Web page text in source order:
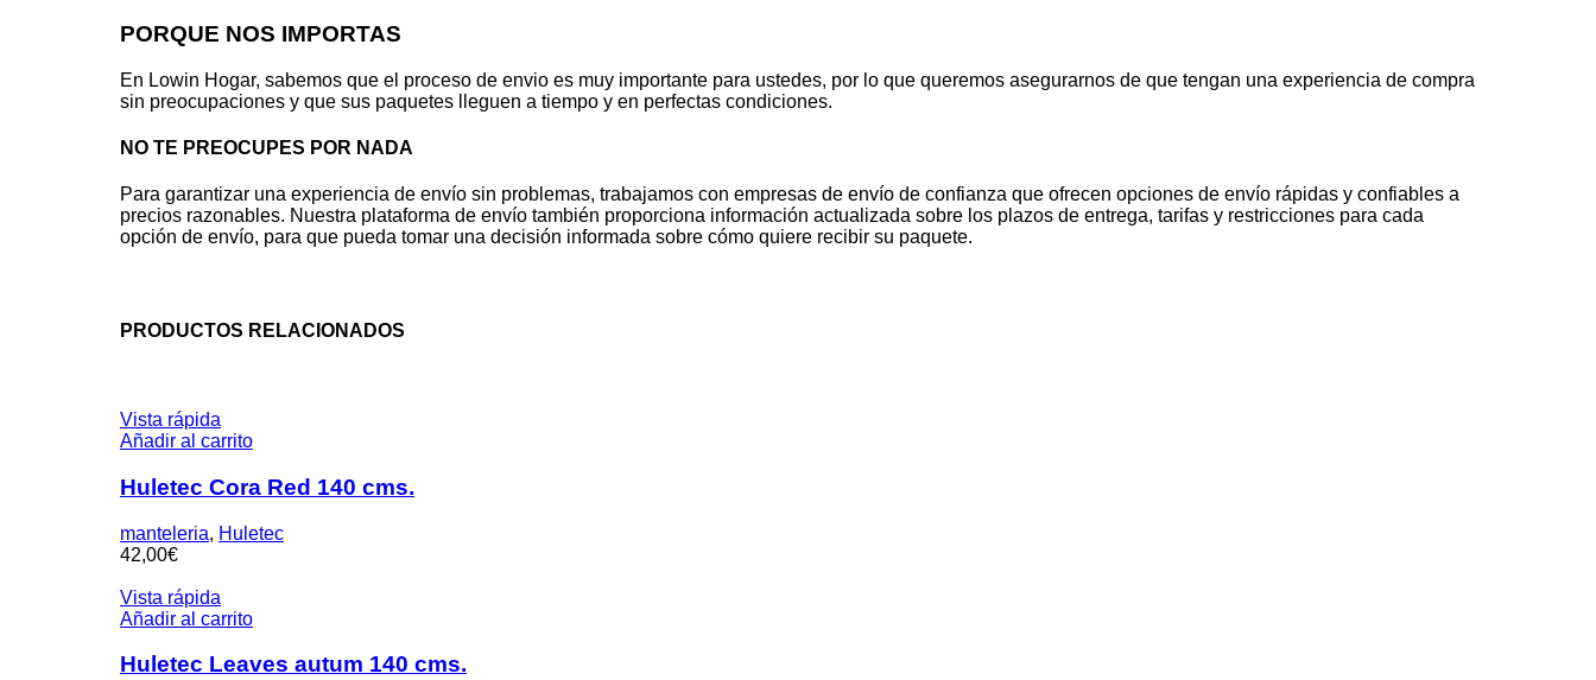
PORQUE NOS IMPORTAS
En Lowin Hogar, sabemos que el proceso de envio es muy importante para ustedes, por lo que queremos asegurarnos de que tengan una experiencia de compra
sin preocupaciones y que sus paquetes lleguen a tiempo y en perfectas condiciones.
NO TE PREOCUPES POR NADA
Para garantizar una experiencia de envío sin problemas, trabajamos con empresas de envío de confianza que ofrecen opciones de envío rápidas y confiables a
precios razonables. Nuestra plataforma de envío también proporciona información actualizada sobre los plazos de entrega, tarifas y restricciones para cada
opción de envío, para que pueda tomar una decisión informada sobre cómo quiere recibir su paquete.
PRODUCTOS RELACIONADOS
Vista rápida
Añadir al carrito
Huletec Cora Red 140 cms.
manteleria, Huletec
42,00€
Vista rápida
Añadir al carrito
Huletec Leaves autum 140 cms.